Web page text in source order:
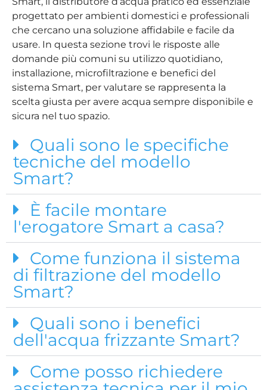
progettato per ambienti domestici e professionali
che cercano una soluzione affidabile e facile da
usare. In questa sezione trovi le risposte alle
domande più comuni su utilizzo quotidiano,
installazione, microfiltrazione e benefici del
sistema Smart, per valutare se rappresenta la
scelta giusta per avere acqua sempre disponibile e
sicura nel tuo spazio.
Quali sono le specifiche
tecniche del modello
Smart?
È facile montare
l'erogatore Smart a casa?
Come funziona il sistema
di filtrazione del modello
Smart?
Quali sono i benefici
dell'acqua frizzante Smart?
Come posso richiedere